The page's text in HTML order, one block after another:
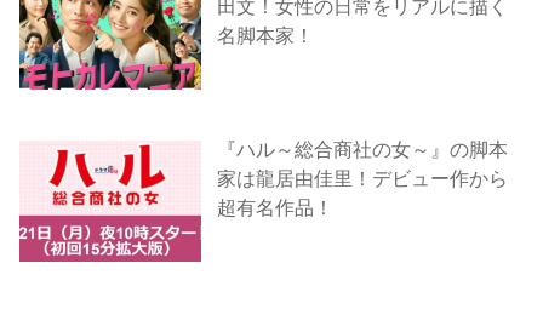
田文！女性の日常をリアルに描く
名脚本家！
『ハル～総合商社の女～』の脚本
家は龍居由佳里！デビュー作から
超有名作品！